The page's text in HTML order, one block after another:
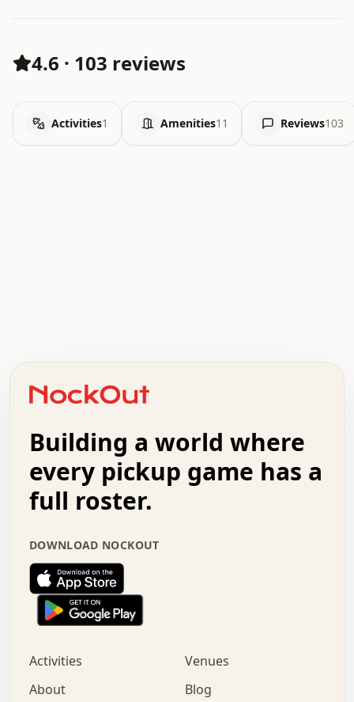
4.6 · 103 reviews
Activities1 Amenities11 Reviews103
+   .   .   .   .   .   .   .   .   .   +   .   .
.   .   .   .   .   .   .   .   .   .   .   :   .
.   .   .   .   +   .   .   .   .   .   .   .   +
.   :   .   .   .   .   .   .   .   .   o   .   .
.   .   x   .   .   .   .   .   .   :   .   .   o
.   .   .   .   :   .   .   .   .   o   .   .   .
.   .   .   .   .   .   .   :   .   .   .   .   .
.   .   .   .   .   .   .   +   .   .   x   .   .
.   .   .   .   .   :   +   .   .   .   .   .   o
.   .   .   .   .   .   .   .   .   .   .   .   .
.   .   :   o   .   .   .   .   .   .   .   +   .
.   o   .   .   .   .   x   .   .   .   .   .   .
+   .   o   .   .   .   .   o   .   .   .   .
.   +   .   .   .   .   .   .   .   .   :   .   x
Building a world where
every pickup game has a
full roster.
DOWNLOAD NOCKOUT
Activities
Venues
About
Blog